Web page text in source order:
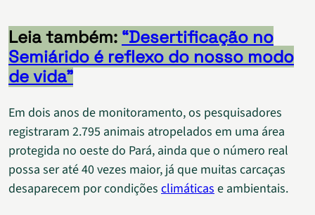
Leia também: “Desertificação no
Semiárido é reflexo do nosso modo
de vida”
Em dois anos de monitoramento, os pesquisadores
registraram 2.795 animais atropelados em uma área
protegida no oeste do Pará, ainda que o número real
possa ser até 40 vezes maior, já que muitas carcaças
desaparecem por condições climáticase ambientais.